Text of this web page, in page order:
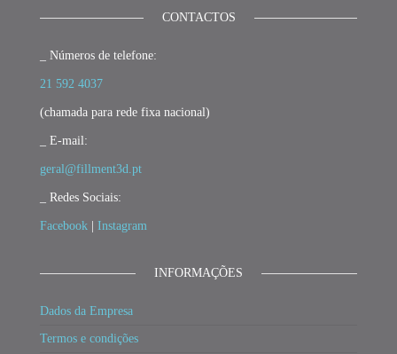
CONTACTOS
_ Números de telefone:
21 592 4037
(chamada para rede fixa nacional)
_ E-mail:
geral@fillment3d.pt
_ Redes Sociais:
Facebook Instagram
INFORMAÇÕES
Dados da Empresa
Termos e condições